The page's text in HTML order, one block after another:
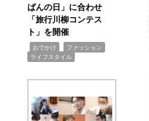
ばんの日」に合わせ
「旅行川柳コンテス
ト」を開催
おでかけ ファッション
ライフスタイル